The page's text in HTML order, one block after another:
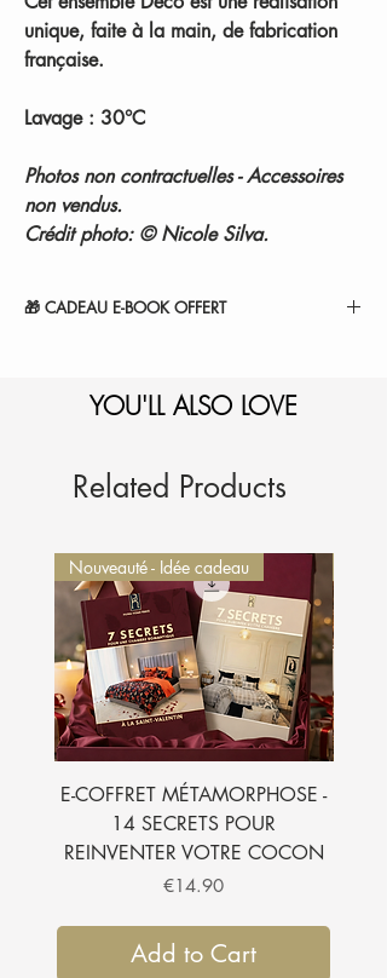
unique, faite à la main, de fabrication
française.
Lavage : 30°C
Photos non contractuelles - Accessoires
non vendus.
Crédit photo: © Nicole Silva.
🎁 CADEAU E-BOOK OFFERT
1-Sélectionnez etajoutez au panier.
Je l'ajoute à mon panier
YOU'LL ALSO LOVE
Related Products
Nouveauté - Idée cadeau
E-COFFRET MÉTAMORPHOSE -
14 SECRETS POUR
REINVENTER VOTRE COCON
Price
€14.90
Add to Cart